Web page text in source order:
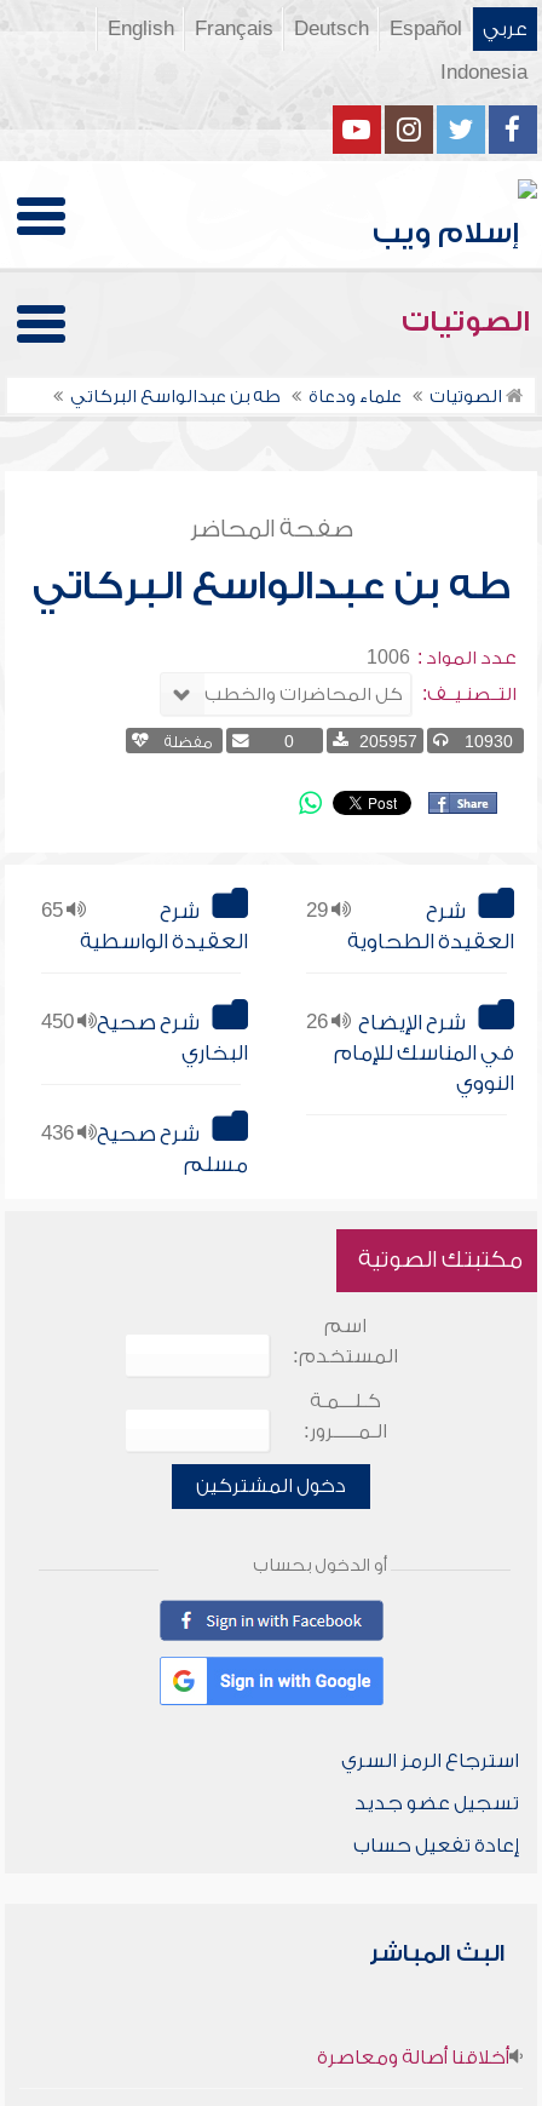
عربي Español
Deutsch
Français
English
Indonesia
الصوتيات
الصوتيات علماء ودعاة طه بن عبدالواسع البركاتي
صفحة المحاضر
طه بن عبدالواسع البركاتي
عدد المواد : 1006
التــصنـيــف:
10930
205957
0 مفضلة
29
شرح
العقيدة الطحاوية
65
شرح
العقيدة الواسطية
26
شرح الإيضاح
في المناسك للإمام
النووي
450
شرح صحيح
البخاري
436
شرح صحيح
مسلم
مكتبتك الصوتية
اسم
المستخدم:
كـلـــمـة
الـمـــــرور:
دخول المشتركين
أو الدخول بحساب
استرجاع الرمز السري
تسجيل عضو جديد
إعادة تفعيل حساب
البث المباشر
أخلاقنا أصالة ومعاصرة